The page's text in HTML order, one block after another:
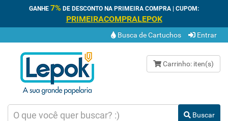
GANHE 7% DE DESCONTO NA PRIMEIRA COMPRA | CUPOM:
PRIMEIRACOMPRALEPOK
Busca de Cartuchos Entrar
Carrinho: iten(s)
Buscar